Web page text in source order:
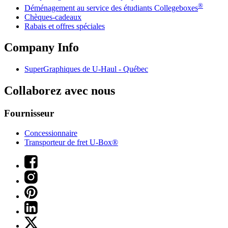
Déménagement au service des étudiants Collegeboxes®
Chèques-cadeaux
Rabais et offres spéciales
Company Info
SuperGraphiques de U-Haul - Québec
Collaborez avec nous
Fournisseur
Concessionnaire
Transporteur de fret U-Box®